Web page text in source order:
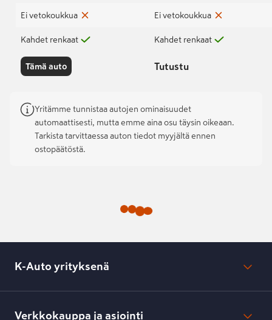
Ei vetokoukkua
Kahdet renkaat
Tämä auto
Ei vetokoukkua
Kahdet renkaat
Tutustu
Yritämme tunnistaa autojen ominaisuudet
automaattisesti, mutta emme aina osu täysin oikeaan.
Tarkista tarvittaessa auton tiedot myyjältä ennen
ostopäätöstä.
K-Auto yrityksenä
Lehdistötiedotteet
Verkkokauppa ja asiointi